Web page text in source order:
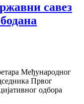
савез
Међународног
Првог
одбора